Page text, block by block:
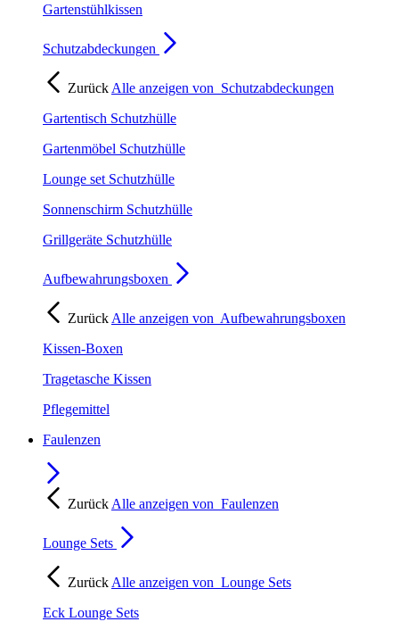
Gartenstühlkissen
Schutzabdeckungen
Zurück Alle anzeigen von Schutzabdeckungen
Gartentisch Schutzhülle
Gartenmöbel Schutzhülle
Lounge set Schutzhülle
Sonnenschirm Schutzhülle
Grillgeräte Schutzhülle
Aufbewahrungsboxen
Zurück Alle anzeigen von Aufbewahrungsboxen
Kissen-Boxen
Tragetasche Kissen
Pflegemittel
Faulenzen
Zurück Alle anzeigen von Faulenzen
Lounge Sets
Zurück Alle anzeigen von Lounge Sets
Eck Lounge Sets